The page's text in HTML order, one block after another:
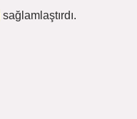
sağlamlaştırdı.